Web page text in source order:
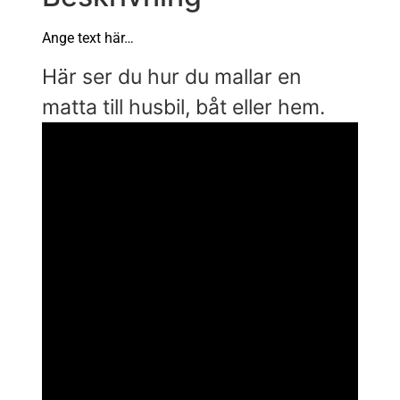
Ange text här…
Här ser du hur du mallar en
matta till husbil, båt eller hem.